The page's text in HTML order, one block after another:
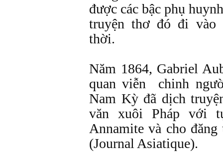
được các bậc phụ
truyện thơ đó đi vào
thời.
Năm 1864, Gabriel
quan viễn chinh
Nam Kỳ đã dịch
văn xuôi Pháp với
Annamite và cho
(Journal Asiatique).